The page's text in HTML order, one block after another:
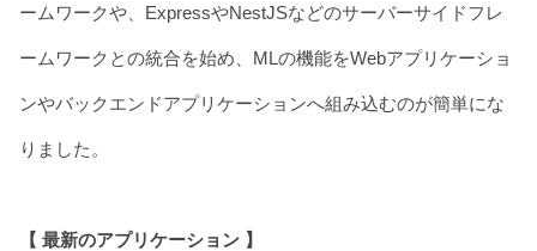
ームワークや、ExpressやNestJSなどのサーバーサイドフレ
ームワークとの統合を始め、MLの機能をWebアプリケーショ
ンやバックエンドアプリケーションへ組み込むのが簡単にな
りました。
【 最新のアプリケーション 】